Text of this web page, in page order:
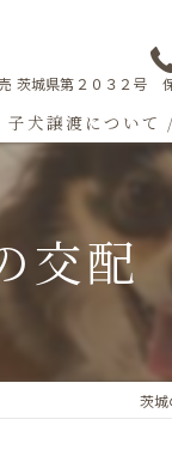
茨城県第２０３２号
子犬譲渡について
交配
茨